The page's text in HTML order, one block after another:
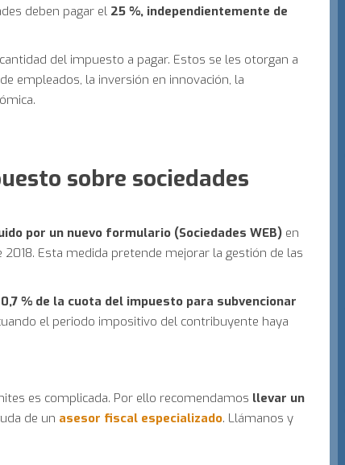
deben pagar el 25 %, independientemente de
del impuesto a pagar. Estos se les otorgan a
empleados, la inversión en innovación, la
sobre sociedades
por un nuevo formulario (Sociedades WEB) en
Esta medida pretende mejorar la gestión de las
% de la cuota del impuesto para subvencionar
el periodo impositivo del contribuyente haya
es complicada. Por ello recomendamos llevar un
de un asesor fiscal especializado. Llámanos y